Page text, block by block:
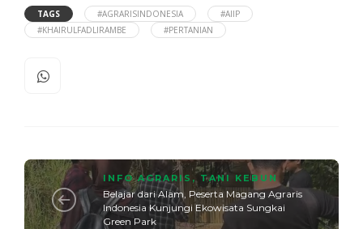
TAGS #AGRARISINDONESIA
#AIIP
#KHAIRULFADLIRAMBE
#PERTANIAN
INFO AGRARIS , TANI KEBUN
Belajar dari Alam, Peserta Magang Agraris
Indonesia Kunjungi Ekowisata Sungkai
Green Park